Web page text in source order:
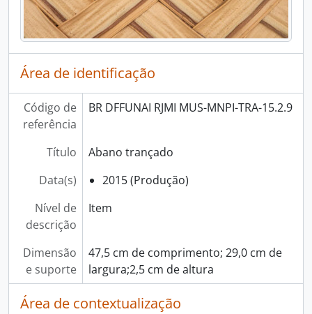
Área de identificação
Código de
referência
BR DFFUNAI RJMI MUS-MNPI-TRA-15.2.9
Título
Abano trançado
Data(s)
2015 (Produção)
Nível de
descrição
Item
Dimensão
e suporte
47,5 cm de comprimento; 29,0 cm de
largura;2,5 cm de altura
Área de contextualização